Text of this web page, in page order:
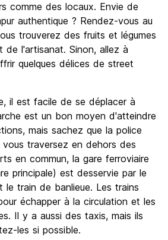
comme des locaux. Envie de
authentique ? Rendez-vous au
trouverez des fruits et légumes
de l'artisanat. Sinon, allez à
quelques délices de street
il est facile de se déplacer à
est un bon moyen d'atteindre
mais sachez que la police
traversez en dehors des
en commun, la gare ferroviaire
principale) est desservie par le
le train de banlieue. Les trains
échapper à la circulation et les
Il y a aussi des taxis, mais ils
les si possible.